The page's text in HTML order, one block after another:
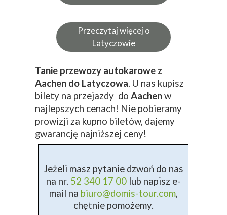
Przeczytaj więcej o
Latyczowie
Tanie przewozy autokarowe z
Aachen do Latyczowa. U nas kupisz
bilety na przejazdy do Aachenw
najlepszych cenach! Nie pobieramy
prowizji za kupno biletów, dajemy
gwarancję najniższej ceny!
Jeżeli masz pytanie dzwoń do nas
na nr. 52 340 17 00lub napisz e-
mail na biuro@domis-tour.com,
chętnie pomożemy.